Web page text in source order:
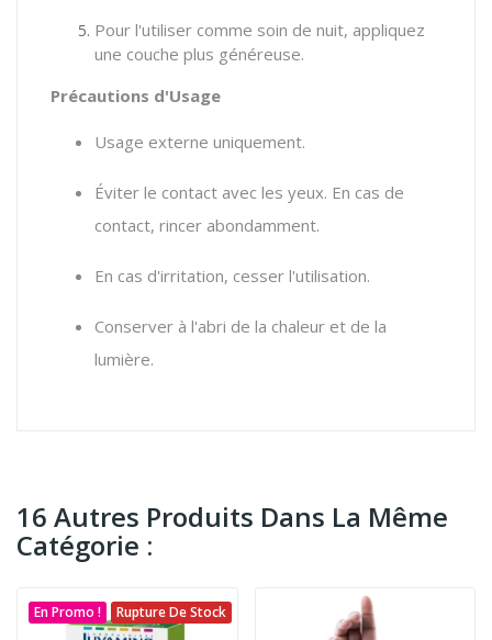
Pour l'utiliser comme soin de nuit, appliquez
une couche plus généreuse.
Précautions d'Usage
Usage externe uniquement.
Éviter le contact avec les yeux. En cas de
contact, rincer abondamment.
En cas d'irritation, cesser l'utilisation.
Conserver à l'abri de la chaleur et de la
lumière.
16 Autres Produits Dans La Même
Catégorie :
En Promo ! Rupture De Stock